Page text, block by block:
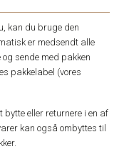
kan du bruge den
er medsendt alle
sende med pakken
pakkelabel (vores
eller returnere i en af
kan også ombyttes til